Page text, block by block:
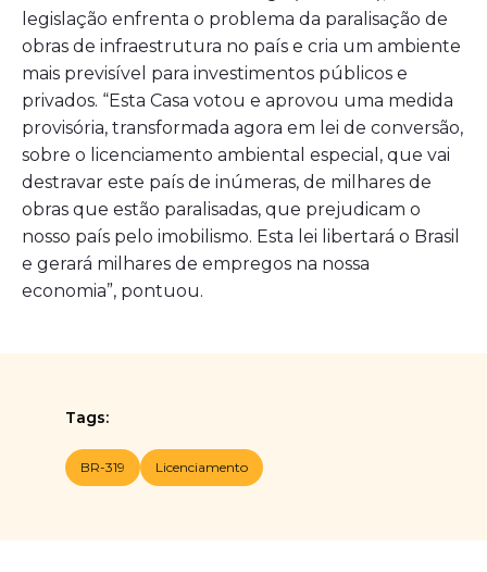
legislação enfrenta o problema da paralisação de
obras de infraestrutura no país e cria um ambiente
mais previsível para investimentos públicos e
privados. “Esta Casa votou e aprovou uma medida
provisória, transformada agora em lei de conversão,
sobre o licenciamento ambiental especial, que vai
destravar este país de inúmeras, de milhares de
obras que estão paralisadas, que prejudicam o
nosso país pelo imobilismo. Esta lei libertará o Brasil
e gerará milhares de empregos na nossa
economia”, pontuou.
Tags:
BR-319 Licenciamento